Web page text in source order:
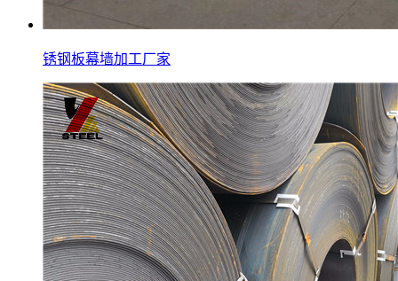
锈钢板幕墙加工厂家